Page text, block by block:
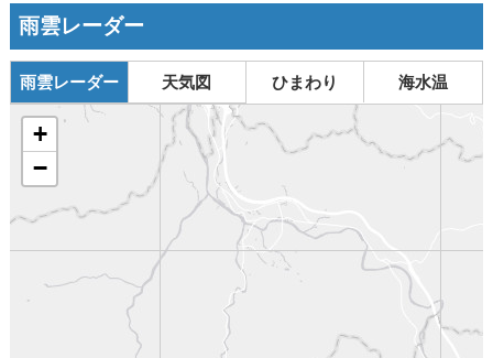
雨雲レーダー
雨雲レーダー 天気図 ひまわり 海水温
+
−